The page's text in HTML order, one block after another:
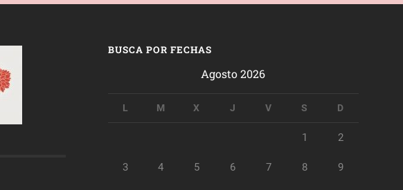
BUSCA POR FECHAS
Agosto 2026
L M X J V S D
1 2
3 4 5 6 7 8 9